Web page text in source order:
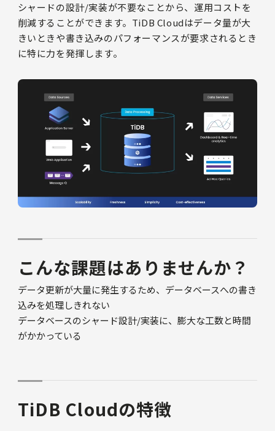
シャードの設計/実装が不要なことから、運用コストを
削減することができます。TiDB Cloudはデータ量が大
きいときや書き込みのパフォーマンスが要求されるとき
に特に力を発揮します。
こんな課題はありませんか？
データ更新が大量に発生するため、データベースへの書き
込みを処理しきれない
データベースのシャード設計/実装に、膨大な工数と時間
がかかっている
TiDB Cloudの特徴